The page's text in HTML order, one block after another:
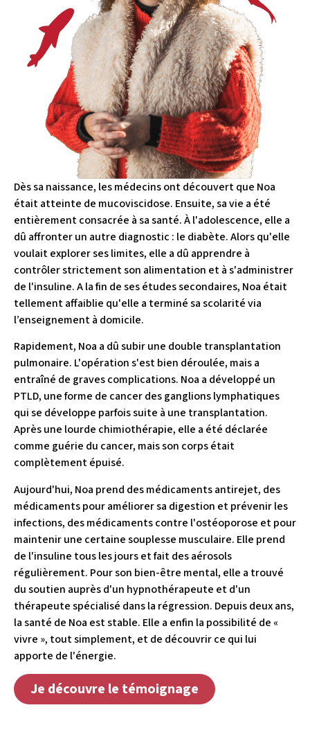
Dès sa naissance, les médecins ont découvert que Noa
était atteinte de mucoviscidose. Ensuite, sa vie a été
entièrement consacrée à sa santé. À l'adolescence, elle a
dû affronter un autre diagnostic : le diabète. Alors qu'elle
voulait explorer ses limites, elle a dû apprendre à
contrôler strictement son alimentation et à s'administrer
de l'insuline. A la fin de ses études secondaires, Noa était
tellement affaiblie qu'elle a terminé sa scolarité via
l’enseignement à domicile.
Rapidement, Noa a dû subir une double transplantation
pulmonaire. L'opération s'est bien déroulée, mais a
entraîné de graves complications. Noa a développé un
PTLD, une forme de cancer des ganglions lymphatiques
qui se développe parfois suite à une transplantation.
Après une lourde chimiothérapie, elle a été déclarée
comme guérie du cancer, mais son corps était
complètement épuisé.
Aujourd'hui, Noa prend des médicaments antirejet, des
médicaments pour améliorer sa digestion et prévenir les
infections, des médicaments contre l'ostéoporose et pour
maintenir une certaine souplesse musculaire. Elle prend
de l'insuline tous les jours et fait des aérosols
régulièrement. Pour son bien-être mental, elle a trouvé
du soutien auprès d'un hypnothérapeute et d'un
thérapeute spécialisé dans la régression. Depuis deux ans,
la santé de Noa est stable. Elle a enfin la possibilité de «
vivre », tout simplement, et de découvrir ce qui lui
apporte de l'énergie.
Je découvre le témoignage